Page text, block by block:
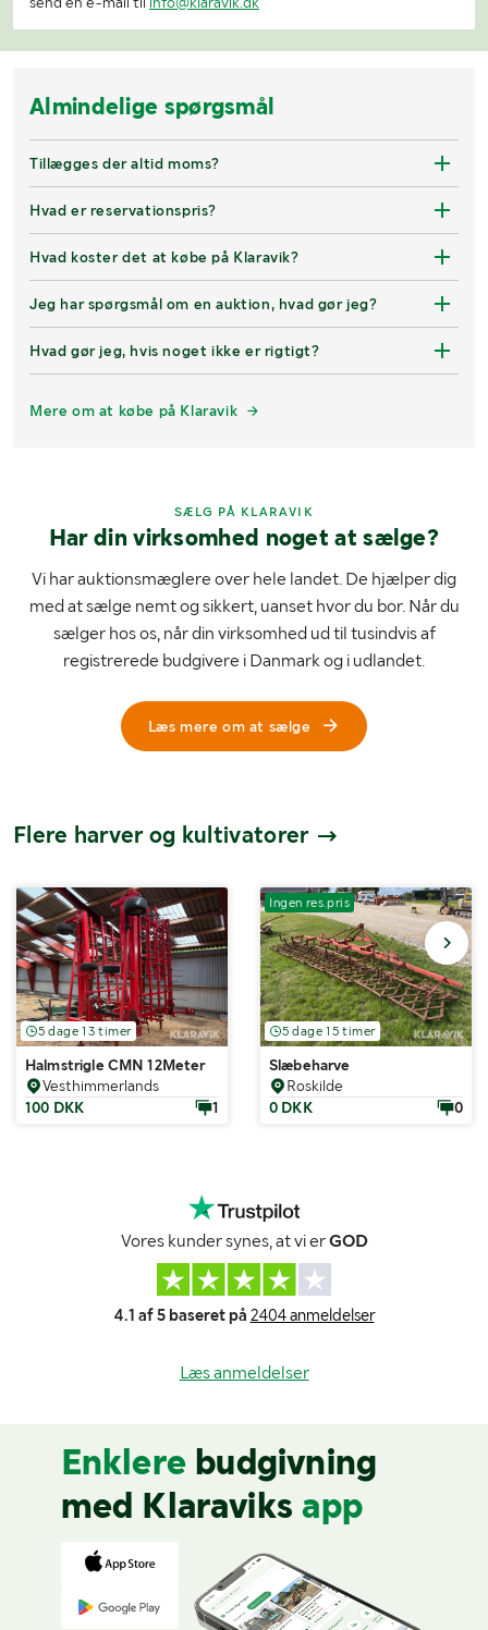
Almindelige spørgsmål
Tillægges der altid moms?
Hvad er reservationspris?
Hvad koster det at købe på Klaravik?
Jeg har spørgsmål om en auktion, hvad gør jeg?
Hvad gør jeg, hvis noget ikke er rigtigt?
Mere om at købe på Klaravik
SÆLG PÅ KLARAVIK
Har din virksomhed noget at sælge?
Vi har auktionsmæglere over hele landet. De hjælper dig
med at sælge nemt og sikkert, uanset hvor du bor. Når du
sælger hos os, når din virksomhed ud til tusindvis af
registrerede budgivere i Danmark og i udlandet.
Læs mere om at sælge
Flere harver og kultivatorer
5 dage 13 timer
Halmstrigle CMN 12Meter
Vesthimmerlands
100 DKK
1
Ingen res.pris
5 dage 15 timer
Slæbeharve
Roskilde
0 DKK
0
Vores kunder synes, at vi erGOD
4.1 af 5 baseret på 2404 anmeldelser
Læs anmeldelser
Enklere budgivning
med Klaraviks app